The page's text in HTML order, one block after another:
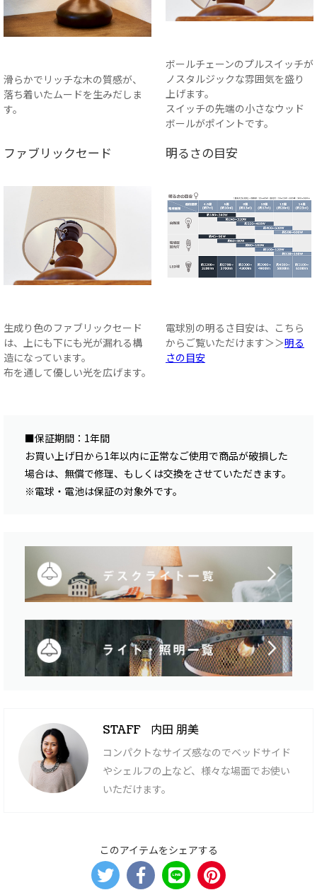
滑らかでリッチな木の質感が、
落ち着いたムードを生みだしま
す。
ボールチェーンのプルスイッチが
ノスタルジックな雰囲気を盛り
上げます。
スイッチの先端の小さなウッド
ボールがポイントです。
ファブリックセード
生成り色のファブリックセード
は、上にも下にも光が漏れる構
造になっています。
布を通して優しい光を広げます。
明るさの目安
電球別の明るさ目安は、こちら
からご覧いただけます＞＞明る
さの目安
■保証期間：1年間
お買い上げ日から1年以内に正常なご使用で商品が破損した
場合は、無償で修理、もしくは交換をさせていただきます。
※電球・電池は保証の対象外です。
STAFF 内田 朋美
コンパクトなサイズ感なのでベッドサイド
やシェルフの上など、様々な場面でお使い
いただけます。
このアイテムをシェアする